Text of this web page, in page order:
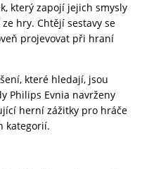
který zapojí jejich smysly
hry. Chtějí sestavy se
projevovat při hraní
které hledají, jsou
Philips Evnia navrženy
herní zážitky pro hráče
kategorií.